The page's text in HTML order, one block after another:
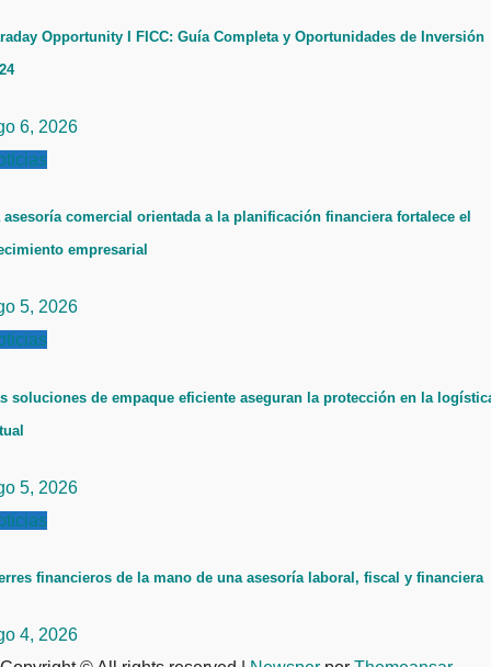
Opportunity I FICC: Guía Completa y Oportunidades de Inversión
6, 2026
asesoría comercial orientada a la planificación financiera fortalece el
empresarial
5, 2026
soluciones de empaque eficiente aseguran la protección en la
5, 2026
financieros de la mano de una asesoría laboral, fiscal y financiera
4, 2026